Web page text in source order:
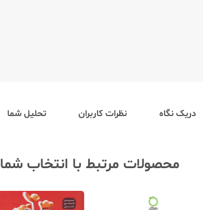
دریک نگاه نظرات کاربران تحلیل شما
محصولات مرتبط با انتخاب شما